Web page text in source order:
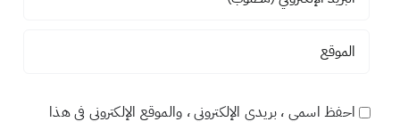
احفظ اسمي ، بريدي الإلكتروني ، والموقع الإلكتروني في هذا